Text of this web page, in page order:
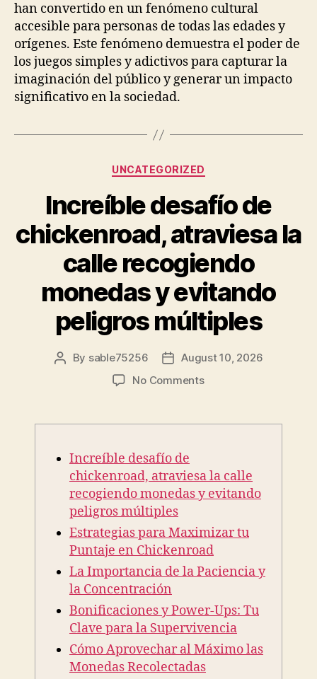
han convertido en un fenómeno cultural
accesible para personas de todas las edades y
orígenes. Este fenómeno demuestra el poder de
los juegos simples y adictivos para capturar la
imaginación del público y generar un impacto
significativo en la sociedad.
Categories
UNCATEGORIZED
Increíble desafío de
chickenroad, atraviesa la
calle recogiendo
monedas y evitando
peligros múltiples
Post
By sable75256
PostAugust 10, 2026
No Commentson
de
la
calle
recogiendo
y
evitando
peligros
múltiples
Increíble desafío de
chickenroad, atraviesa la calle
recogiendo monedas y evitando
peligros múltiples
Estrategias para Maximizar tu
Puntaje en Chickenroad
La Importancia de la Paciencia y
la Concentración
Bonificaciones y Power-Ups: Tu
Clave para la Supervivencia
Cómo Aprovechar al Máximo las
Monedas Recolectadas